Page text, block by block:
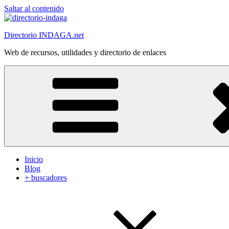
Saltar al contenido
Directorio INDAGA.net
Web de recursos, utilidades y directorio de enlaces
Inicio
Blog
+ buscadores